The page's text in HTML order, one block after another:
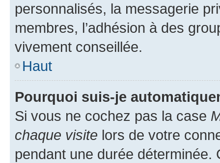
personnalisés, la messagerie
membres, l’adhésion à des
vivement conseillée.
Haut
Pourquoi suis-je
Si vous ne cochez pas la case
chaque visite lors de votre
pendant une durée déterminée.